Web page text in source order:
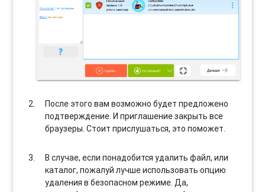
После этого вам возможно будет предложено
подтверждение. И приглашение закрыть все
браузеры. Стоит прислушаться, это поможет.
В случае, если понадобится удалить файл, или
каталог, пожалуй лучше использовать опцию
удаления в безопасном режиме. Да,